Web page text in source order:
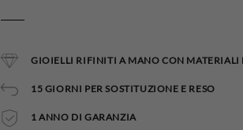
GIOIELLI RIFINITI A MANO CON MATERIALI
15 GIORNI PER SOSTITUZIONE E RESO
1 ANNO DI GARANZIA